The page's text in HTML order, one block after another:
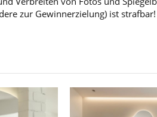
zur Gewinnerzielung) ist strafbar!